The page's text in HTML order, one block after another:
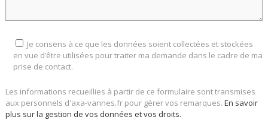
Je consens à ce que les données soient collectées et stockées
en vue d’être utilisées pour traiter ma demande dans le cadre de ma
prise de contact.
Les informations recueillies à partir de ce formulaire sont transmises
aux personnels d'axa-vannes.fr pour gérer vos remarques. En savoir
plus sur la gestion de vos données et vos droits.